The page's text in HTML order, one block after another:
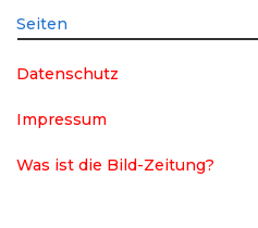
Seiten
Datenschutz
Impressum
Was ist die Bild-Zeitung?